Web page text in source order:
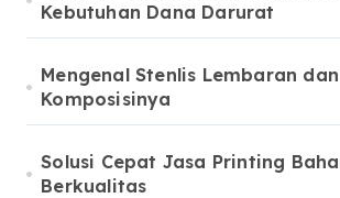
Kebutuhan Dana Darurat
Mengenal Stenlis Lembaran dan
Komposisinya
Solusi Cepat Jasa Printing
Berkualitas